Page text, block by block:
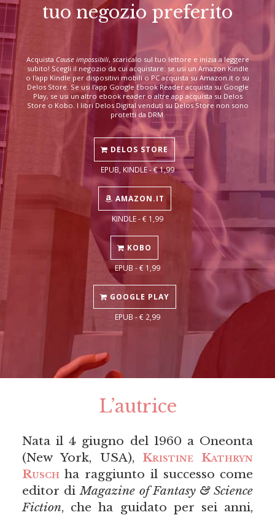
tuo negozio preferito
Acquista Cause impossibili, scaricalo sul tuo lettore e inizia a leggere
subito! Scegli il negozio da cui acquistare: se usi un Amazon Kindle
o l'app Kindle per dispositivi mobili o PC acquista su Amazon.it o su
Delos Store. Se usi l'app Google Ebook Reader acquista su Google
Play, se usi un altro ebook reader o altre app acquista su Delos
Store o Kobo. I libri Delos Digital venduti su Delos Store non sono
protetti da DRM.
DELOS STORE
EPUB, KINDLE - € 1,99
AMAZON.IT
KINDLE - € 1,99
KOBO
EPUB - € 1,99
GOOGLE PLAY
EPUB - € 2,99
L’autrice
Nata il 4 giugno del 1960 a Oneonta
(New York, USA), Kristine Kathryn
Ruschha raggiunto il successo come
editor diMagazine of Fantasy & Science
Fiction, che ha guidato per sei anni,